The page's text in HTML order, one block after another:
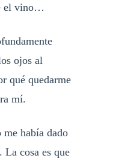
el vino…
ojos al
qué quedarme
mí.
me había dado
La cosa es que